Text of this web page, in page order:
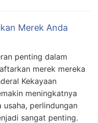
Merek Anda
penting dalam
merek mereka
Kekayaan
meningkatnya
usaha, perlindungan
sangat penting.